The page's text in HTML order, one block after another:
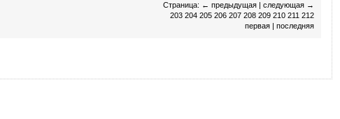
Страница: ← предыдущая | следующая →
203 204 205 206 207 208 209 210 211 212
первая | последняя